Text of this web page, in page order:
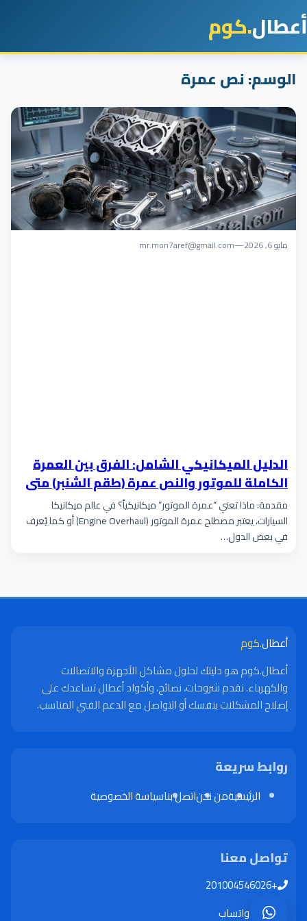
أعطال.كوم
الوسم:نص عمرة
مايو 6, 2026 —
mr.mon7aref@gmail.com
الدليل الميكانيكي الشامل: الفرق بين العمرة
الكاملة للموتور والنص عمرة (طقم الشنبر) متى
تحتاجها؟
مقدمة: ماذا تعني “عمرة الموتور” ميكانيكياً؟ في عالم ميكانيكا
السيارات، يعتبر مصطلح عمرة الموتور (Engine Overhaul) أو كما يُعرف
في بعض الدول…
أعطال.كوم
أعطال.كوم هو دليلك لحلول مشاكل الأجهزة والاتصالات
والكهرباء. نقدم شروحات، نصائح، وأكواد أعطال تساعدك على
إصلاح المشكلات بنفسك أو التواصل مع الدعم الفني المناسب.
روابط سريعة
الرئيسيةمن نحناتصل بناسياسة الخصوصية
تواصل معنا
+201004546026
واتساب